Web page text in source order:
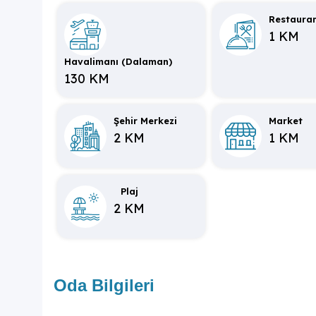
Havalimanı (Dalaman)
130 KM
1 KM
Şehir Merkezi
2 KM
Market
1 KM
Plaj
2 KM
Oda Bilgileri